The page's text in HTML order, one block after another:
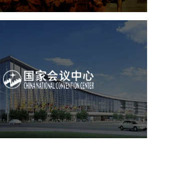
国家会议中心
专业服务 网站建设 网站设计